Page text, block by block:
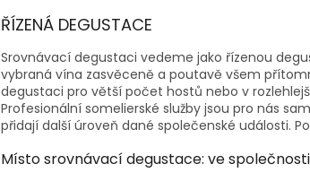
ŘÍZENÁ DEGUSTACE
Srovnávací degustaci vedeme jako řízenou
vybraná vína zasvěceně a poutavě všem
degustaci pro větší počet hostů nebo v
Profesionální somelierské služby jsou pro nás
přidají další úroveň dané společenské události.
Místo srovnávací degustace: ve